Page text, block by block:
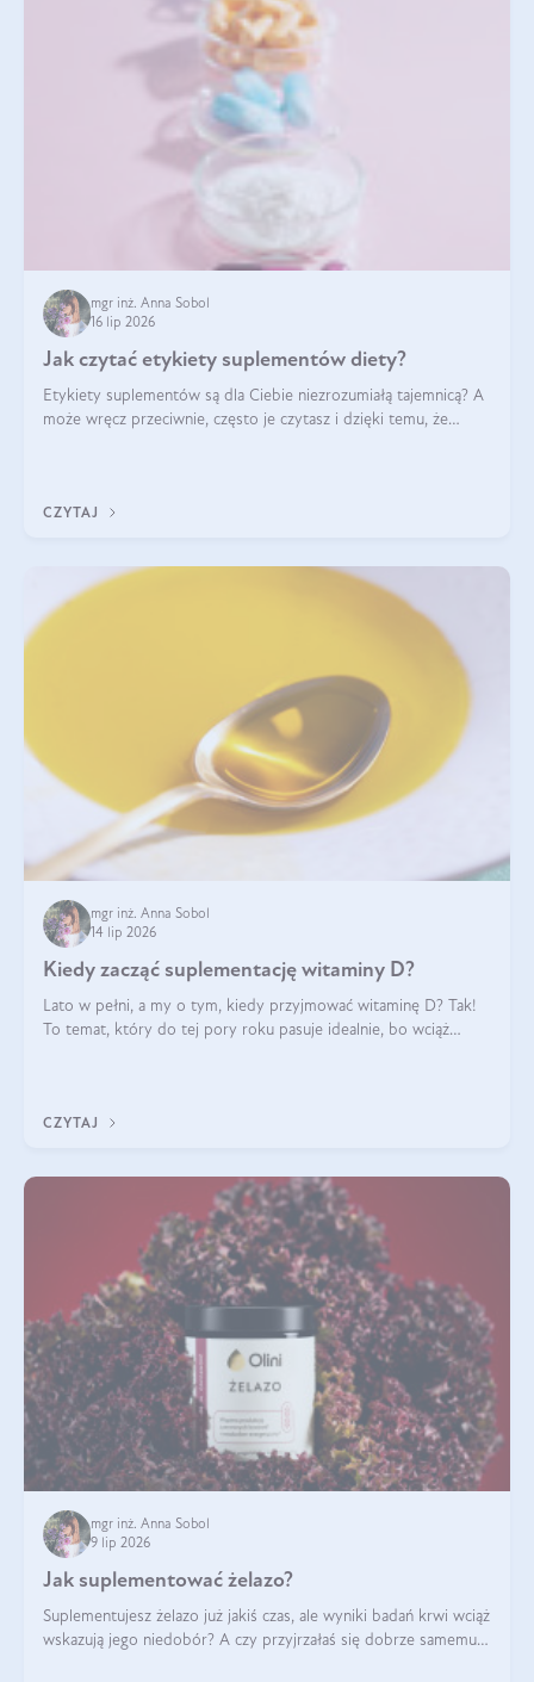
mgr inż. Anna Sobol
16 lip 2026
Jak czytać etykiety suplementów diety?
Etykiety suplementów są dla Ciebie niezrozumiałą tajemnicą? A
może wręcz przeciwnie, często je czytasz i dzięki temu, że
CZYTAJ
mgr inż. Anna Sobol
14 lip 2026
Kiedy zacząć suplementację witaminy D?
Lato w pełni, a my o tym, kiedy przyjmować witaminę D? Tak!
To temat, który do tej pory roku pasuje idealnie, bo wciąż
CZYTAJ
mgr inż. Anna Sobol
9 lip 2026
Jak suplementować żelazo?
Suplementujesz żelazo już jakiś czas, ale wyniki badań krwi wciąż
wskazują jego niedobór? A czy przyjrzałaś się dobrze samemu